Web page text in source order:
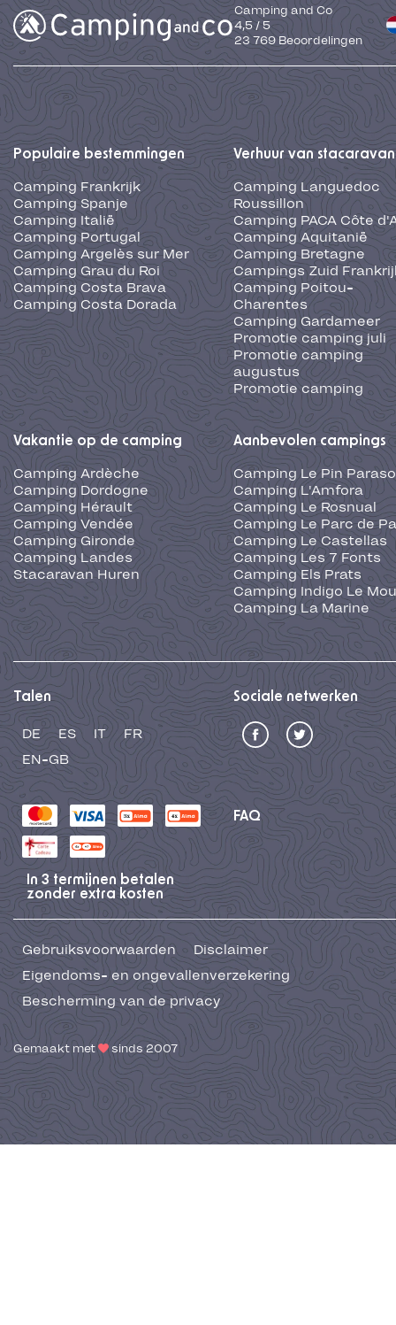
Camping and Co
4,5/5
23 769Beoordelingen
Populaire bestemmingen
Camping Frankrijk
Camping Spanje
Camping Italië
Camping Portugal
Camping Argelès sur Mer
Camping Grau du Roi
Camping Costa Brava
Camping Costa Dorada
Verhuur van
Camping Languedoc
Roussillon
Camping PACA Côte
Camping Aquitanië
Camping Bretagne
Campings Zuid
Camping Poitou-
Charentes
Camping Gardameer
Promotie camping juli
Promotie camping
augustus
Promotie camping
Vakantie op de camping
Camping Ardèche
Camping Dordogne
Camping Hérault
Camping Vendée
Camping Gironde
Camping Landes
Stacaravan Huren
Aanbevolen campings
Camping Le Pin
Camping L'Amfora
Camping Le Rosnual
Camping Le Parc de
Camping Le Castellas
Camping Les 7 Fonts
Camping Els Prats
Camping Indigo Le
Camping La Marine
Talen
DE ES IT
FR
EN-GB
Sociale netwerken
FAQ
In 3 termijnen betalen
zonder extra kosten
Gebruiksvoorwaarden
Disclaimer
Eigendoms- en ongevallenverzekering
Bescherming van de privacy
Gemaakt met sinds 2007